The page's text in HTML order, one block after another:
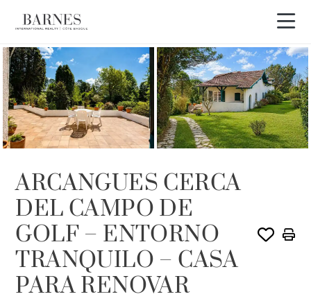
VENDIDO POR BARNES
ARCANGUES CERCA
DEL CAMPO DE
GOLF – ENTORNO
TRANQUILO – CASA
PARA RENOVAR